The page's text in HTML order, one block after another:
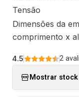
Tensão
Dimensões da
comprimento x
4.5 2
Mostrar